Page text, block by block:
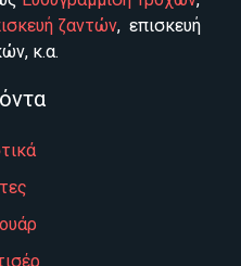
ζαντών, επισκευή
κ.α.